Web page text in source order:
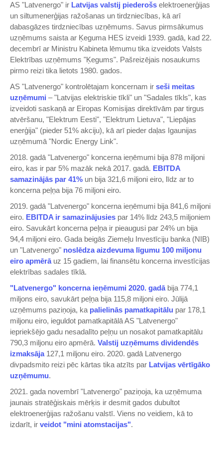
AS "Latvenergo" ir Latvijas valstij piederošs elektroenerģijas
un siltumenerģijas ražošanas un tirdzniecības, kā arī
dabasgāzes tirdzniecības uzņēmums. Savus pirmsākumus
uzņēmums saista ar Ķeguma HES izveidi 1939. gadā, kad 22.
decembrī ar Ministru Kabineta lēmumu tika izveidots Valsts
Elektrības uzņēmums "Ķegums". Pašreizējais nosaukums
pirmo reizi tika lietots 1980. gados.
AS "Latvenergo" kontrolētajam koncernam ir seši meitas
uzņēmumi – "Latvijas elektriskie tīkli" un "Sadales tīkls", kas
izveidoti saskaņā ar Eiropas Komisijas direktīvām par tirgus
atvēršanu, "Elektrum Eesti", "Elektrum Lietuva", "Liepājas
enerģija" (pieder 51% akciju), kā arī pieder daļas Igaunijas
uzņēmumā "Nordic Energy Link".
2018. gadā "Latvenergo" koncerna ieņēmumi bija 878 miljoni
eiro, kas ir par 5% mazāk nekā 2017. gadā. EBITDA
samazinājās par 41% un bija 321,6 miljoni eiro, līdz ar to
koncerna peļņa bija 76 miljoni eiro.
2019. gadā "Latvenergo" koncerna ieņēmumi bija 841,6 miljoni
eiro. EBITDA ir samazinājusies par 14% līdz 243,5 miljoniem
eiro. Savukārt koncerna peļņa ir pieaugusi par 24% un bija
94,4 miljoni eiro. Gada beigās Ziemeļu Investīciju banka (NIB)
un "Latvenergo" noslēdza aizdevuma līgumu 100 miljonu
eiro apmērāuz 15 gadiem, lai finansētu koncerna investīcijas
elektrības sadales tīklā.
"Latvenergo" koncerna ieņēmumi 2020. gadābija 774,1
miljons eiro, savukārt peļņa bija 115,8 miljoni eiro. Jūlijā
uzņēmums paziņoja, ka palielinās pamatkapitālu par 178,1
miljonu eiro, ieguldot pamatkapitālā AS "Latvenergo"
iepriekšējo gadu nesadalīto peļņu un nosakot pamatkapitālu
790,3 miljonu eiro apmērā. Valstij uzņēmums dividendēs
izmaksāja127,1 miljonu eiro. 2020. gadā Latvenergo
divpadsmito reizi pēc kārtas tika atzīts par Latvijas vērtīgāko
uzņēmumu.
2021. gada novembrī "Latvenergo" paziņoja, ka uzņēmuma
jaunais stratēģiskais mērķis ir desmit gados dubultot
elektroenerģijas ražošanu valstī. Viens no veidiem, kā to
izdarīt, ir veidot "mini atomstacijas".